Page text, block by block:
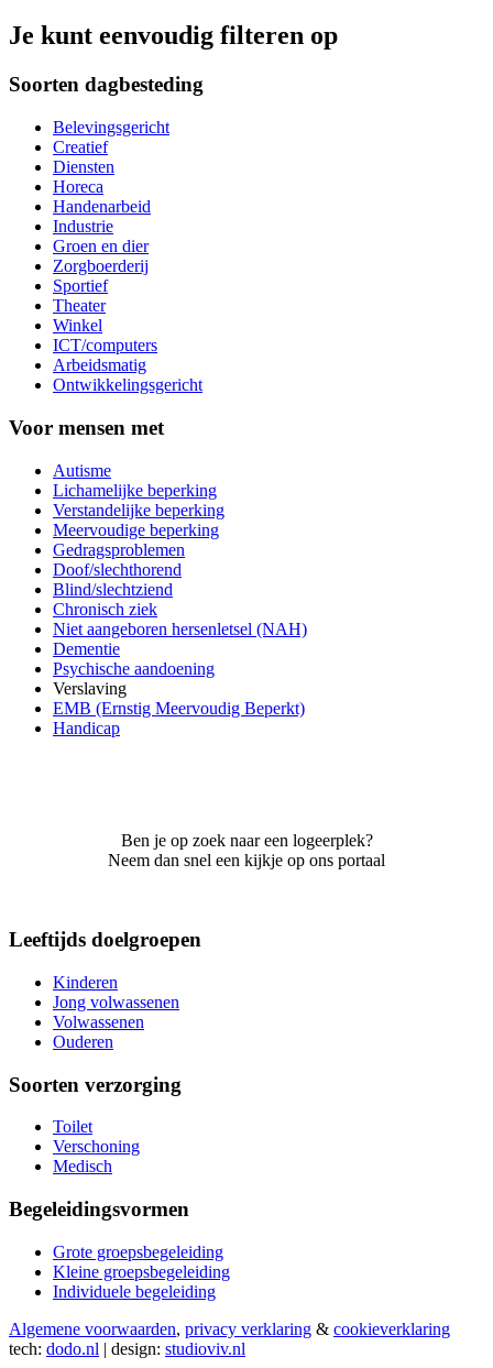
Je kunt eenvoudig filteren op
Soorten dagbesteding
Belevingsgericht
Creatief
Diensten
Horeca
Handenarbeid
Industrie
Groen en dier
Zorgboerderij
Sportief
Theater
Winkel
ICT/computers
Arbeidsmatig
Ontwikkelingsgericht
Voor mensen met
Autisme
Lichamelijke beperking
Verstandelijke beperking
Meervoudige beperking
Gedragsproblemen
Doof/slechthorend
Blind/slechtziend
Chronisch ziek
Niet aangeboren hersenletsel (NAH)
Dementie
Psychische aandoening
Verslaving
EMB (Ernstig Meervoudig Beperkt)
Handicap
Ben je op zoek naar een logeerplek?
Neem dan snel een kijkje op ons portaal
Leeftijds doelgroepen
Kinderen
Jong volwassenen
Volwassenen
Ouderen
Soorten verzorging
Toilet
Verschoning
Medisch
Begeleidingsvormen
Grote groepsbegeleiding
Kleine groepsbegeleiding
Individuele begeleiding
Algemene voorwaarden, privacy verklaring & cookieverklaring
tech: dodo.nl | design: studioviv.nl